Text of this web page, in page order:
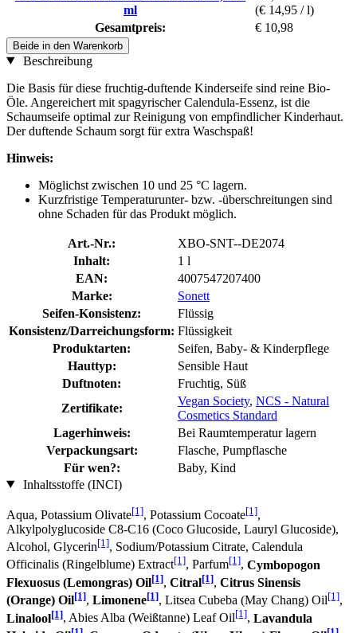
ml
(€ 14,95 / l)
Gesamtpreis:
€ 10,98
Beide in den Warenkorb
Beschreibung
Die Basis für diese fruchtig-duftende Kinderseife sind reine Bio-
Öle. Angereichert mit spagyrischer Calendula-Essenz, ist die
Schaumseife optimal zur Reinigung von empfindlicher Kinderhaut.
Der duftende Schaum sorgt für extra Waschspaß!
Hinweis:
Möglichst zwischen 10 und 25 °C lagern.
Kurzfristige Temperaturunter- bzw. -überschreitungen sind
ohne Schaden für das Produkt möglich.
Art.-Nr.:
XBO-SNT--DE2074
Inhalt:
1 l
EAN:
4007547207400
Marke:
Sonett
Seifen-Konsistenz:
Flüssig
Konsistenz/Darreichungsform: Flüssigkeit
Produktarten:
Seifen, Baby- & Kinderpflege
Hauttyp:
Sensible Haut
Duftnoten:
Fruchtig, Süß
Zertifikate:
Vegan Society, NCS - Natural
Cosmetics Standard
Lagerhinweis:
Bei Raumtemperatur lagern
Verpackungsart:
Flasche, Pumpflasche
Für wen?:
Baby, Kind
Inhaltsstoffe (INCI)
Aqua, Potassium Olivate[1], Potassium Cocoate[1],
Alkylpolyglucoside C8-C16 (Coco Glucoside, Lauryl Glucoside),
Alcohol, Glycerin[1], Sodium/Potassium Citrate, Calendula
Officinalis (Ringelblume) Extract[1], Parfum[1], Cymbopogon
Flexuosus (Lemongras) Oil[1], Citral[1], Citrus Sinensis
(Orange) Oil[1], Limonene[1], Litsea Cubeba (May Chang) Oil[1],
Linalool[1], Abies Alba (Weißtanne) Leaf Oil[1], Lavandula